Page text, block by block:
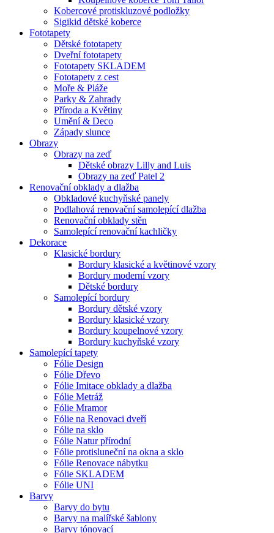
Kobercové protiskluzové podložky
Sigikid dětské koberce
Fototapety
Dětské fototapety
Dveřní fototapety
Fototapety SKLADEM
Fototapety z cest
Moře & Pláže
Parky & Zahrady
Příroda a Květiny
Umění & Deco
Západy slunce
Obrazy
Obrazy na zeď
Dětské obrazy Lilly and Luis
Obrazy na zeď Patel 2
Renovační obklady a dlažba
Obkladové kuchyňské panely
Podlahová renovační samolepící dlažba
Renovační obklady stěn
Samolepící renovační kachličky
Dekorace
Klasické bordury
Bordury klasické a květinové vzory
Bordury moderní vzory
Dětské bordury
Samolepící bordury
Bordury dětské vzory
Bordury klasické vzory
Bordury koupelnové vzory
Bordury kuchyňské vzory
Samolepící tapety
Fólie Design
Fólie Dřevo
Fólie Imitace obklady a dlažba
Fólie Metráž
Fólie Mramor
Fólie na Renovaci dveří
Fólie na sklo
Fólie Natur přírodní
Fólie protisluneční na okna a sklo
Fólie Renovace nábytku
Fólie SKLADEM
Fólie UNI
Barvy
Barvy do bytu
Barvy na malířské šablony
Barvy tónovací